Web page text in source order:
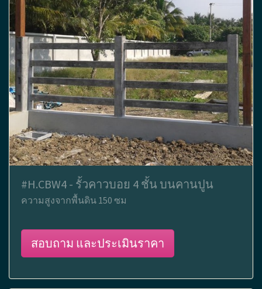
#H.CBW4 - รั้วคาวบอย 4 ชั้น บนคานปูน
ความสูงจากพื้นดิน 150 ซม
สอบถาม และประเมินราคา